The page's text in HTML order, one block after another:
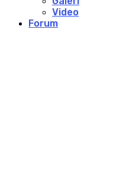
Video
Forum